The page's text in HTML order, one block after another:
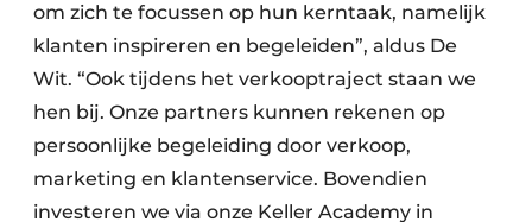
om zich te focussen op hun kerntaak, namelijk
klanten inspireren en begeleiden”, aldus De
Wit. “Ook tijdens het verkooptraject staan we
hen bij. Onze partners kunnen rekenen op
persoonlijke begeleiding door verkoop,
marketing en klantenservice. Bovendien
investeren we via onze Keller Academy in